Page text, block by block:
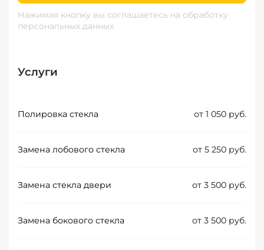
Нажимая кнопку вы соглашаетесь на обработку
персональных данных
Услуги
Полировка стекла от 1 050 руб.
Замена лобового стекла от 5 250 руб.
Замена стекла двери от 3 500 руб.
Замена бокового стекла от 3 500 руб.